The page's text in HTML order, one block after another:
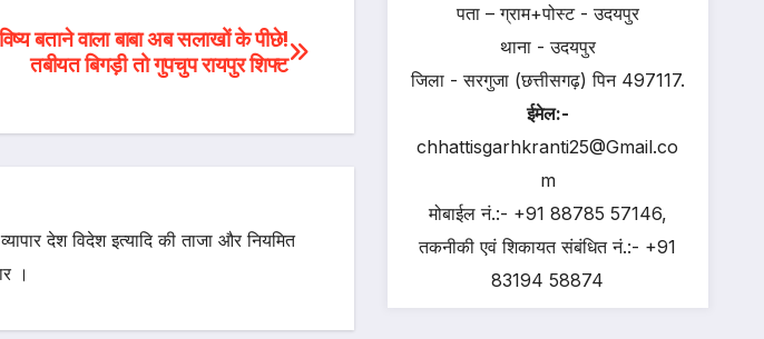
बताने वाला बाबा अब सलाखों के पीछे!
तबीयत बिगड़ी तो गुपचुप रायपुर शिफ्ट
देश विदेश इत्यादि की ताजा और नियमित
।
पता – ग्राम+पोस्ट - उदयपुर
थाना - उदयपुर
जिला - सरगुजा (छत्तीसगढ़) पिन 497117.
ईमेल:-
chhattisgarhkranti25@Gmail.co
m
मोबाईल नं.:- +91 88785 57146,
तकनीकी एवं शिकायत संबंधित नं.:- +91
83194 58874